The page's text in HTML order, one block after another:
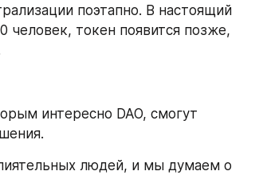
поэтапно. В настоящий
человек, токен появится позже,
интересно DAO, смогут
людей, и мы думаем о